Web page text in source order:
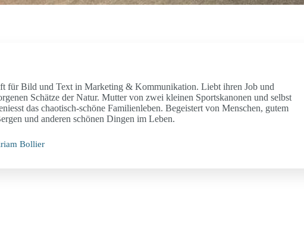
für Bild und Text in Marketing & Kommunikation. Liebt ihren Job und
Schätze der Natur. Mutter von zwei kleinen Sportskanonen und selbst
das chaotisch-schöne Familienleben. Begeistert von Menschen, gutem
und anderen schönen Dingen im Leben.
Bollier